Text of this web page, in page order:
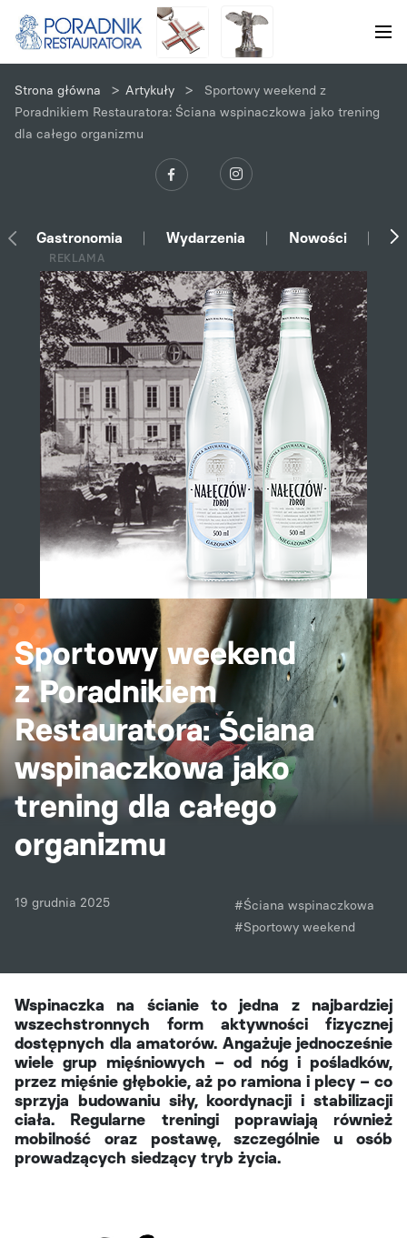
REKLAMA
Gastronomia Wydarzenia Nowości
Strona główna > Artykuły >
Sportowy weekend z
Poradnikiem Restauratora: Ściana wspinaczkowa jako trening
dla całego organizmu
Sportowy weekend
z Poradnikiem
Restauratora: Ściana
wspinaczkowa jako
trening dla całego
organizmu
19 grudnia 2025
#Ściana wspinaczkowa
#Sportowy weekend
Wspinaczka na ścianie to jedna z najbardziej
wszechstronnych form aktywności fizycznej
dostępnych dla amatorów. Angażuje jednocześnie
wiele grup mięśniowych – od nóg i pośladków,
przez mięśnie głębokie, aż po ramiona i plecy – co
sprzyja budowaniu siły, koordynacji i stabilizacji
ciała. Regularne treningi poprawiają również
mobilność oraz postawę, szczególnie u osób
prowadzących siedzący tryb życia.